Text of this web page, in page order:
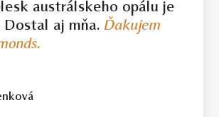
austrálskeho opálu je
Dostal aj mňa.Ďakujem